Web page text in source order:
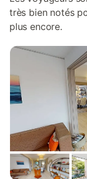
très bien notés
plus encore.